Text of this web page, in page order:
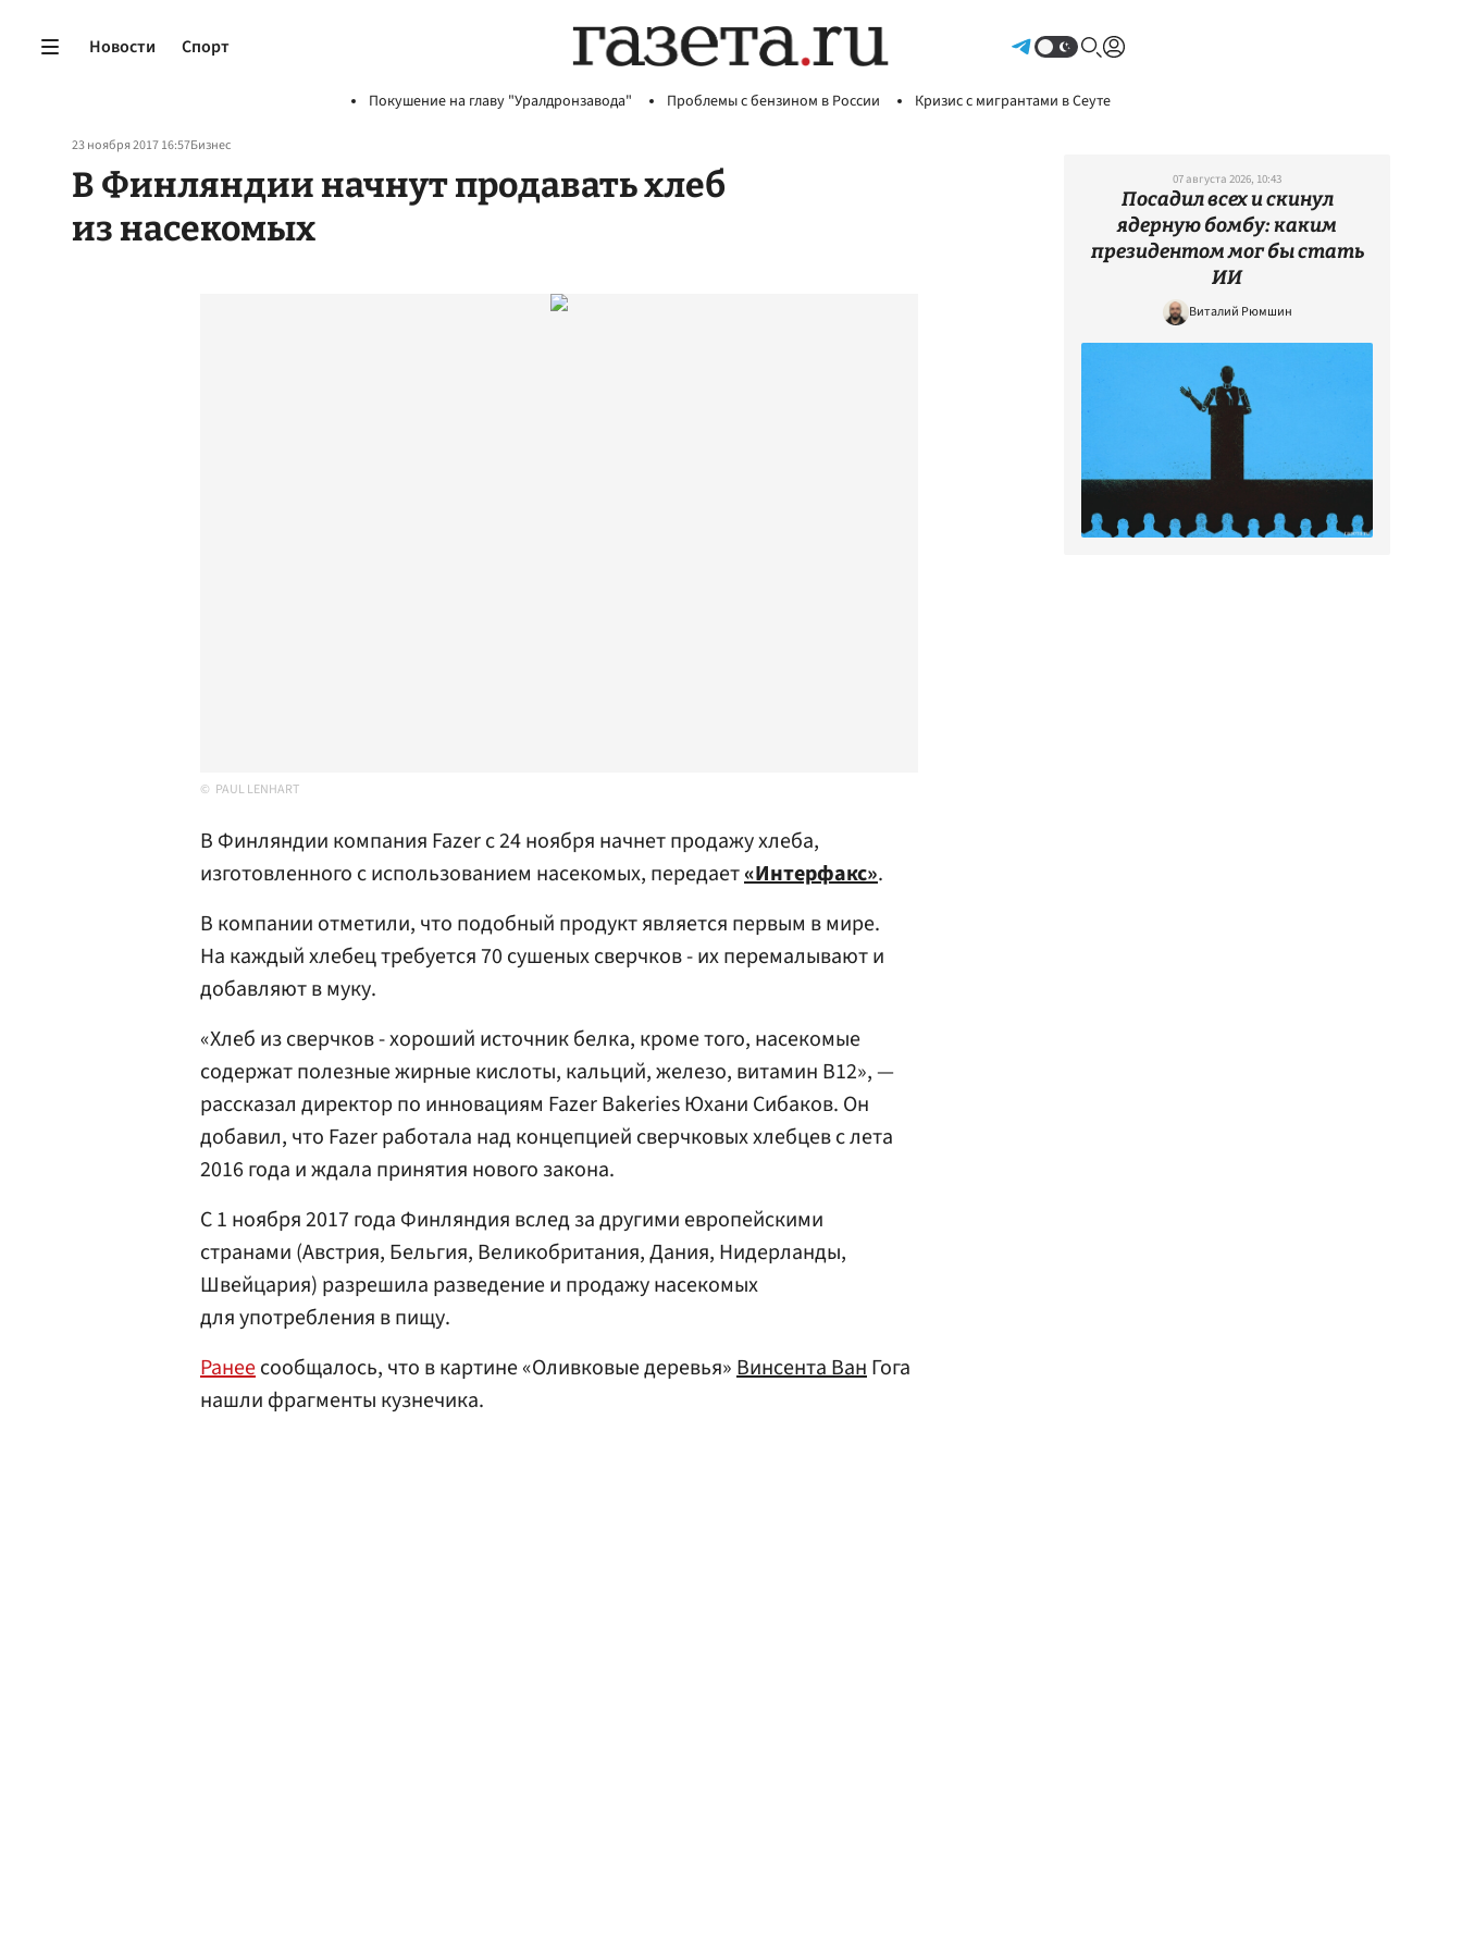
Новости Спорт
Покушение на главу "Уралдронзавода" Проблемы с бензином в России Кризис с мигрантами в Сеуте
23 ноября 2017 16:57Бизнес
В Финляндии начнут продавать хлеб
из насекомых
PAUL LENHART
В Финляндии компания Fazer с 24 ноября начнет продажу хлеба,
изготовленного с использованием насекомых, передает«Интерфакс».
В компании отметили, что подобный продукт является первым в мире.
На каждый хлебец требуется 70 сушеных сверчков - их перемалывают и
добавляют в муку.
«Хлеб из сверчков - хороший источник белка, кроме того, насекомые
содержат полезные жирные кислоты, кальций, железо, витамин В12», —
рассказал директор по инновациям Fazer Bakeries Юхани Сибаков. Он
добавил, что Fazer работала над концепцией сверчковых хлебцев с лета
2016 года и ждала принятия нового закона.
С 1 ноября 2017 года Финляндия вслед за другими европейскими
странами (Австрия, Бельгия, Великобритания, Дания, Нидерланды,
Швейцария) разрешила разведение и продажу насекомых
для употребления в пищу.
Ранеесообщалось, что в картине «Оливковые деревья»Винсента ВанГога
нашли фрагменты кузнечика.
07 августа 2026, 10:43
Посадил всех и скинул
ядерную бомбу: каким
президентом мог бы стать
ИИ
Виталий Рюмшин